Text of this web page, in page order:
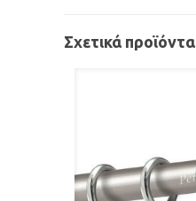
Σχετικά προϊόντα